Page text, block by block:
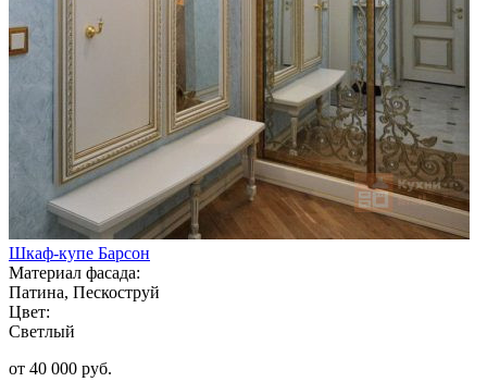
Шкаф-купе Барсон
Материал фасада:
Патина, Пескоструй
Цвет:
Светлый
от 40 000 руб.